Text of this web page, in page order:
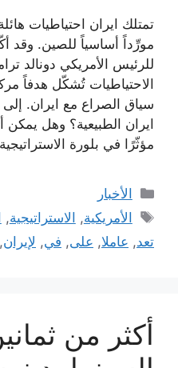
تمتلك ايران احتياطيات
مورِّداً أساسياً للصين. وقد
للرئيس الأمريكي دونالد
الاحتياطيات تُشكّل هدفاً
سياق الصراع مع ايران.
ايران الطبيعية؟ وهل يمكن
مؤثّرًا في بلورة
التصنيفات
الأخبار
الوسوم
الأمريكية, الاستراتيجية,
تعد, عاملا, على, في, لإيران,
أكثر من